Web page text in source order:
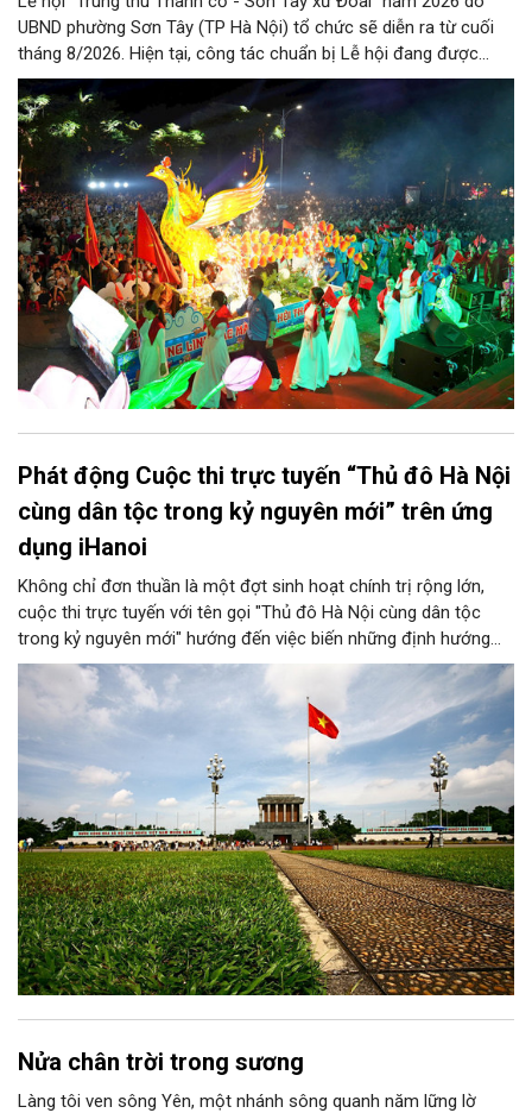
UBND phường Sơn Tây (TP Hà Nội) tổ chức sẽ diễn ra từ cuối
tháng 8/2026. Hiện tại, công tác chuẩn bị Lễ hội đang được
chính quyền phường Sơn Tây cùng các phòng, ban, ngành, đơn
vị và 25 tổ dân phố khẩn trương triển khai, tạo khí thế sôi nổi,
sẵn sàng mang đến cho Nhân dân và du khách một mùa Trung
thu quy mô, đặc sắc và giàu bản sắc văn hóa xứ Đoài.
Phát động Cuộc thi trực tuyến “Thủ đô Hà Nội
cùng dân tộc trong kỷ nguyên mới” trên ứng
dụng iHanoi
Không chỉ đơn thuần là một đợt sinh hoạt chính trị rộng lớn,
cuộc thi trực tuyến với tên gọi "Thủ đô Hà Nội cùng dân tộc
trong kỷ nguyên mới" hướng đến việc biến những định hướng
chiến lược trong Nghị quyết số 02-NQ/TW của Bộ Chính trị
thành niềm tin, thành nhận thức chung của mỗi người dân.
Nửa chân trời trong sương
Làng tôi ven sông Yên, một nhánh sông quanh năm lững lờ